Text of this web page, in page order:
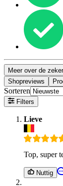
Meer over de
Shopreviews
Sorteren
Filters
Lieve
Top, super
Nuttig